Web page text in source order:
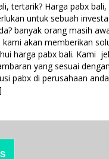
tertarik? Harga pabx bali,
untuk sebuah
banyak orang masih
akan memberikan
harga pabx bali. Kami
yang sesuai dengan
pabx di perusahaan